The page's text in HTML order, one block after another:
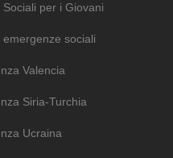
Sociali per i Giovani
emergenze sociali
Valencia
Siria-Turchia
Ucraina